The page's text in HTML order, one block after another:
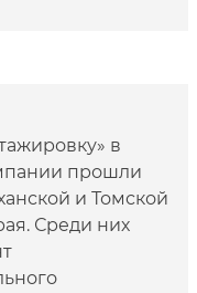
в
прошли
и Томской
Среди них